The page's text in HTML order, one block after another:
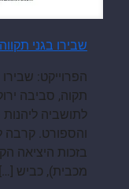
שבירו בגני תקווה
הפרוייקט: שבירו
תקוה, סביבה
לתושביה
והספורט. קרבה
מכבית), כביש […]